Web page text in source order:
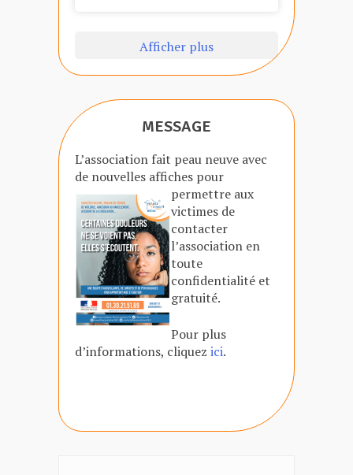
Afficher plus
MESSAGE
L’association fait peau neuve avec
de nouvelles affiches pour
permettre aux
victimes de
contacter
l’association en
toute
confidentialité et
gratuité.
Pour plus
d’informations, cliquez ici.